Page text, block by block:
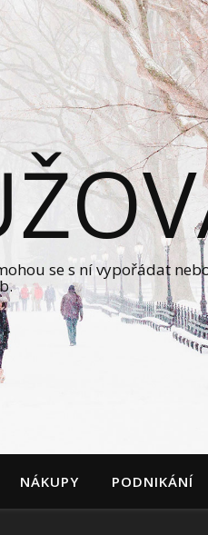
se s ní vypořádat
NÁKUPY PODNIKÁNÍ